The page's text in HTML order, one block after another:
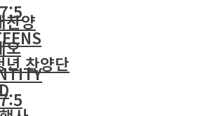
년 찬양단
찬양
오